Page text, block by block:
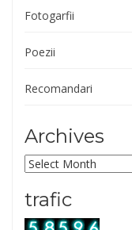
Fotogarfii
Poezii
Recomandari
Archives
Archives
trafic